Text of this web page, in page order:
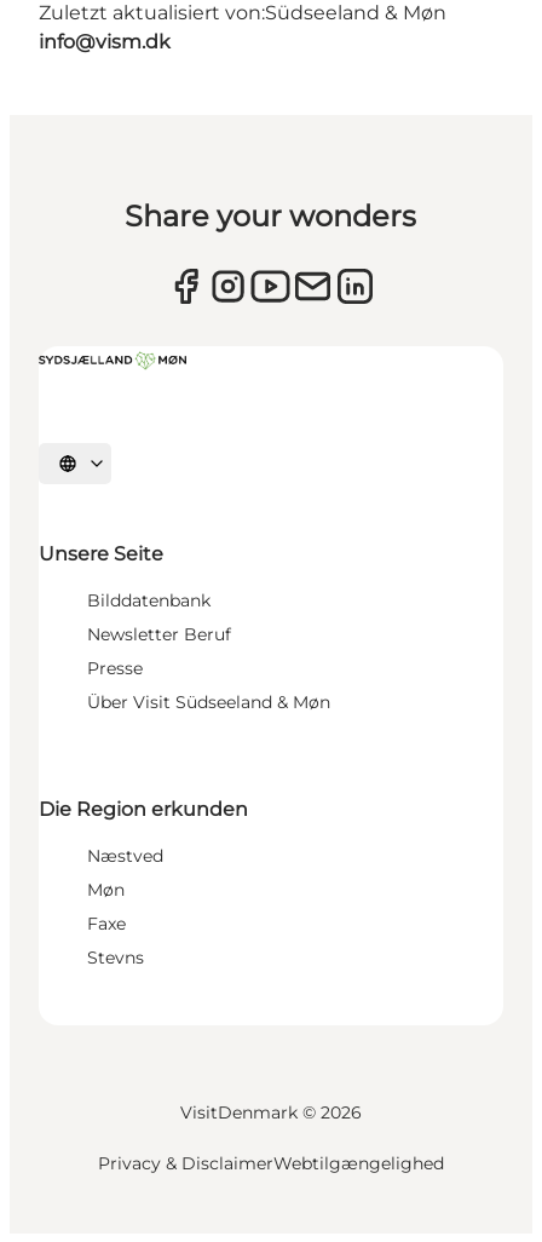
Zuletzt aktualisiert von:Südseeland & Møn
info@vism.dk
Share your wonders
Sprache auswählen
Unsere Seite
Bilddatenbank
Newsletter Beruf
Presse
Über Visit Südseeland & Møn
Die Region erkunden
Næstved
Møn
Faxe
Stevns
VisitDenmark © 2026
Privacy & DisclaimerWebtilgængelighed